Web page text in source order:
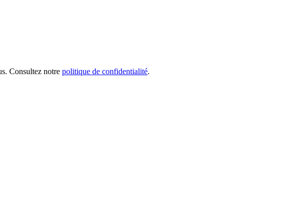
Consultez notre politique de confidentialité.